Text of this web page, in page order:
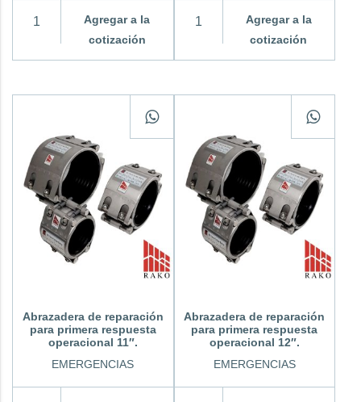
Agregar a la
cotización
Agregar a la
cotización
Abrazadera de reparación
para primera respuesta
operacional 11″.
EMERGENCIAS
Abrazadera de reparación
para primera respuesta
operacional 12″.
EMERGENCIAS